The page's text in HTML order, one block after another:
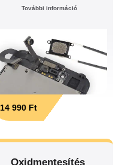
További információ
14 990 Ft
Oxidmentesítés